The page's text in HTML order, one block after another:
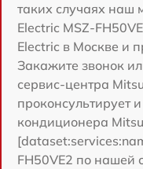
таких случаях наш
Electric MSZ-
Electric в Москве и
Закажите звонок
сервис-центра
проконсультирует
кондиционера
FH50VE2 по нашей